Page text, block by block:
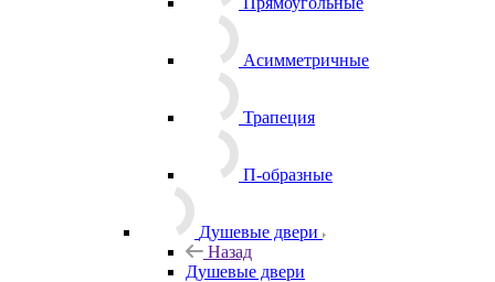
Асимметричные
Трапеция
П-образные
Душевые двери
Назад
Душевые двери